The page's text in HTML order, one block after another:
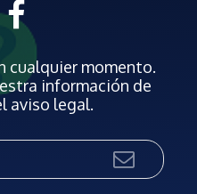
cualquier momento.
información de
aviso legal.